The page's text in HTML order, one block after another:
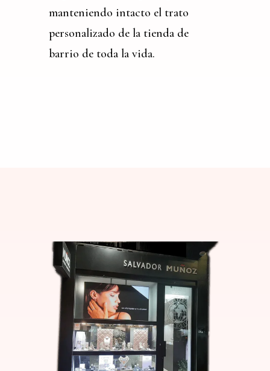
manteniendo intacto el trato
personalizado de la tienda de
barrio de toda la vida.